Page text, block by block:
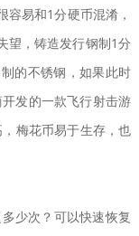
易和1分硬币混淆，
望，铸造发行钢制1分
的不锈钢，如果此时
发的一款飞行射击游
梅花币易于生存，也
少次？可以快速恢复